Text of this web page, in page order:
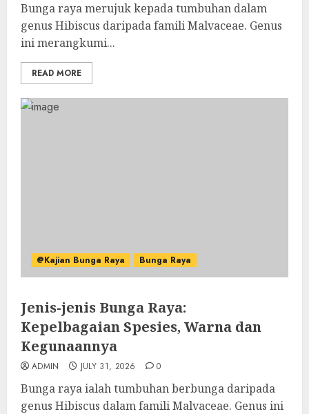
Bunga raya merujuk kepada tumbuhan dalam
genus Hibiscus daripada famili Malvaceae. Genus
ini merangkumi...
READ MORE
@Kajian Bunga Raya Bunga Raya
Jenis-jenis Bunga Raya:
Kepelbagaian Spesies, Warna dan
Kegunaannya
ADMIN JULY 31, 2026 0
Bunga raya ialah tumbuhan berbunga daripada
genus Hibiscus dalam famili Malvaceae. Genus ini